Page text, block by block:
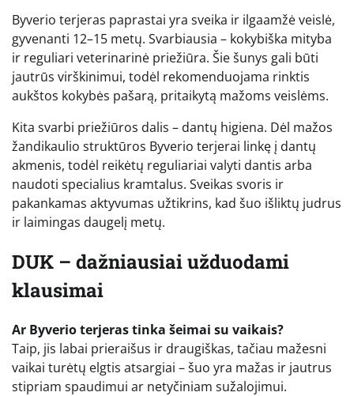
Byverio terjeras paprastai yra sveika ir ilgaamžė veislė,
gyvenanti 12–15 metų. Svarbiausia – kokybiška mityba
ir reguliari veterinarinė priežiūra. Šie šunys gali būti
jautrūs virškinimui, todėl rekomenduojama rinktis
aukštos kokybės pašarą, pritaikytą mažoms veislėms.
Kita svarbi priežiūros dalis – dantų higiena. Dėl mažos
žandikaulio struktūros Byverio terjerai linkę į dantų
akmenis, todėl reikėtų reguliariai valyti dantis arba
naudoti specialius kramtalus. Sveikas svoris ir
pakankamas aktyvumas užtikrins, kad šuo išliktų judrus
ir laimingas daugelį metų.
DUK – dažniausiai užduodami
klausimai
Ar Byverio terjeras tinka šeimai su vaikais?
Taip, jis labai prieraišus ir draugiškas, tačiau mažesni
vaikai turėtų elgtis atsargiai – šuo yra mažas ir jautrus
stipriam spaudimui ar netyčiniam sužalojimui.